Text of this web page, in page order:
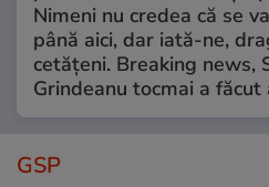
Nimeni nu credea că se
până aici, dar iată-ne,
cetățeni. Breaking news,
Grindeanu tocmai a
GSP